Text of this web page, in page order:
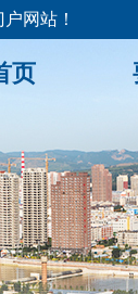
网站！
页